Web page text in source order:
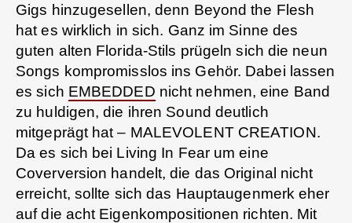
Gigs hinzugesellen, denn Beyond the Flesh
hat es wirklich in sich. Ganz im Sinne des
guten alten Florida-Stils prügeln sich die neun
Songs kompromisslos ins Gehör. Dabei lassen
es sich EMBEDDED nicht nehmen, eine Band
zu huldigen, die ihren Sound deutlich
mitgeprägt hat – MALEVOLENT CREATION.
Da es sich bei Living In Fear um eine
Coverversion handelt, die das Original nicht
erreicht, sollte sich das Hauptaugenmerk eher
auf die acht Eigenkompositionen richten. Mit